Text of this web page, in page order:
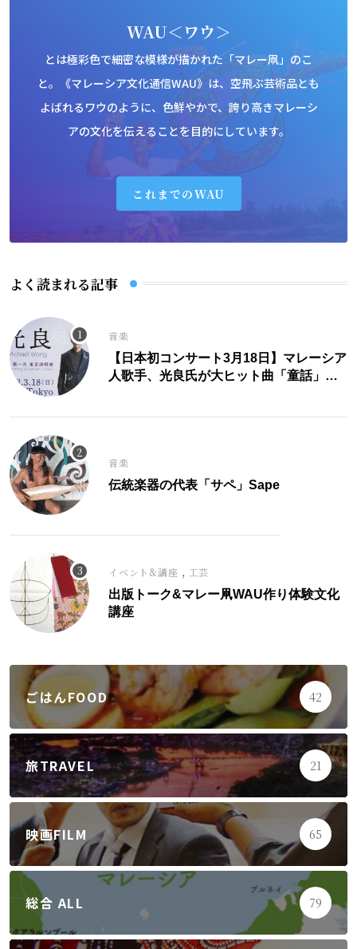
WAU＜ワウ＞
とは極彩色で細密な模様が描かれた「マレー凧」のこ
と。《マレーシア文化通信WAU》は、空飛ぶ芸術品とも
よばれるワウのように、色鮮やかで、誇り高きマレーシ
アの文化を伝えることを目的にしています。
これまでのWAU
よく読まれる記事
音楽
【日本初コンサート3月18日】マレーシア
人歌手、光良氏が大ヒット曲「童話」に
音楽
伝統楽器の代表「サペ」Sape
イベント&講座 , 工芸
出版トーク&マレー凧WAU作り体験文化
講座
ごはんFOOD 42
旅TRAVEL 21
映画FILM 65
総合 ALL 79